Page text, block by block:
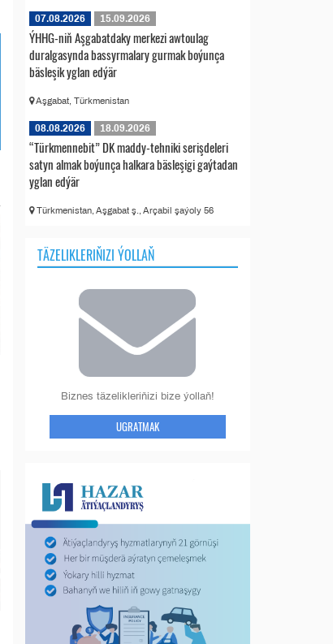
07.08.2026 15.09.2026
ÝHHG-niň Aşgabatdaky merkezi awtoulag
duralgasynda bassyrmalary gurmak boýunça
bäsleşik yglan edýär
Aşgabat, Türkmenistan
08.08.2026 18.09.2026
“Türkmennebit” DK maddy-tehniki serişdeleri
satyn almak boýunça halkara bäsleşigi gaýtadan
yglan edýär
Türkmenistan, Aşgabat ş., Arçabil şaýoly 56
TÄZELIKLERIŇIZI ÝOLLAŇ
Biznes täzelikleriňizi bize ýollaň!
UGRATMAK